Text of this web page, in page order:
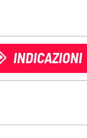
INDICAZIONI